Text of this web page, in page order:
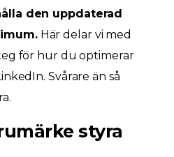
den uppdaterad
Här delar vi med
för hur du optimerar
Svårare än så
styra